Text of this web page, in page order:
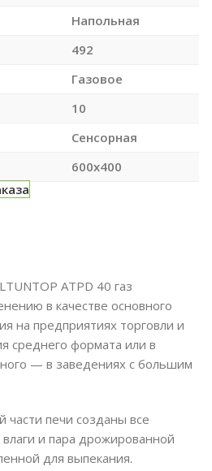
Напольная
492
Газовое
10
Сенсорная
600х400
ATPD 40 газ
в качестве основного
на предприятиях торговли и
среднего формата или в
— в заведениях с большим
печи созданы все
и пара дрожированной
для выпекания.